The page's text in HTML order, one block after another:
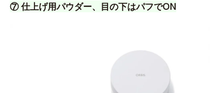
⑦ 仕上げ用パウダー、目の下はパフでON